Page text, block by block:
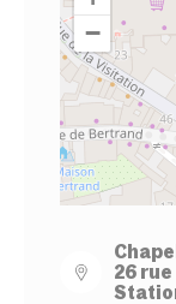
−
26 rue